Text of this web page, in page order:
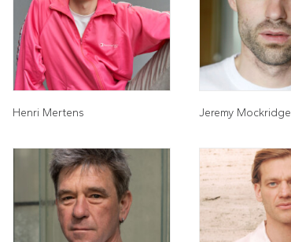
Henri Mertens Jeremy Mockridge